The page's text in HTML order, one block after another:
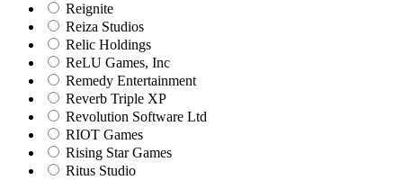
Reignite
Reiza Studios
Relic Holdings
ReLU Games, Inc
Remedy Entertainment
Reverb Triple XP
Revolution Software Ltd
RIOT Games
Rising Star Games
Ritus Studio